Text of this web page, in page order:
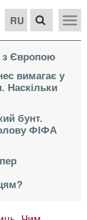
RU
з Європою
вимагає у
Наскільки
бунт.
ФІФА